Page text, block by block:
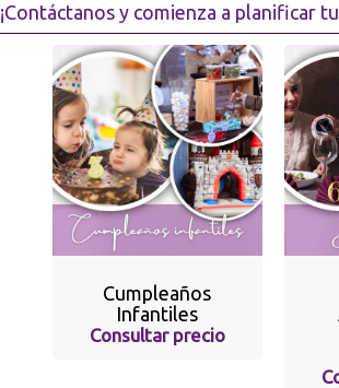
¡Contáctanos y comienza a planificar
Cumpleaños
Infantiles
Consultar precio